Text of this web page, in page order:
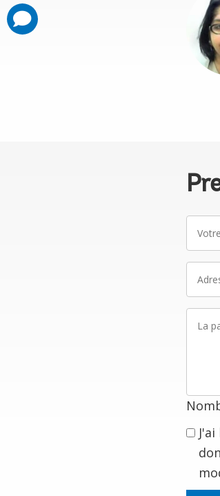
nom
parole
comments
added